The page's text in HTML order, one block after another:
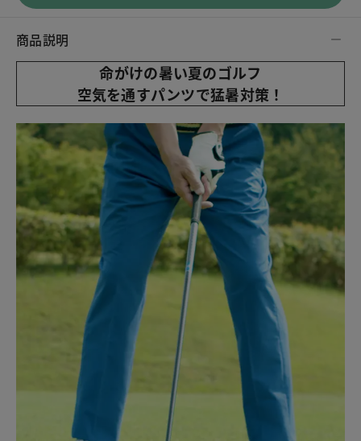
商品説明
命がけの暑い夏のゴルフ
空気を通すパンツで猛暑対策！